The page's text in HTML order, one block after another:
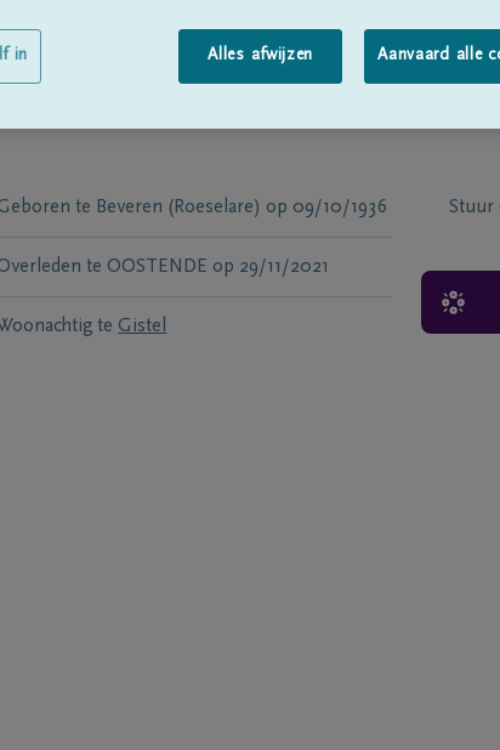
te Beveren (Roeselare) op 09/10/1936
te OOSTENDE op 29/11/2021
te Gistel
Stuur
Alles afwijzen Aanvaard alle
in